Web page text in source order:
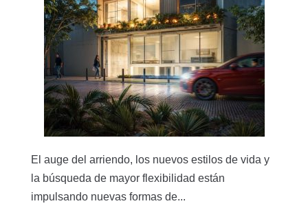
El auge del arriendo, los nuevos estilos de vida y
la búsqueda de mayor flexibilidad están
impulsando nuevas formas de...